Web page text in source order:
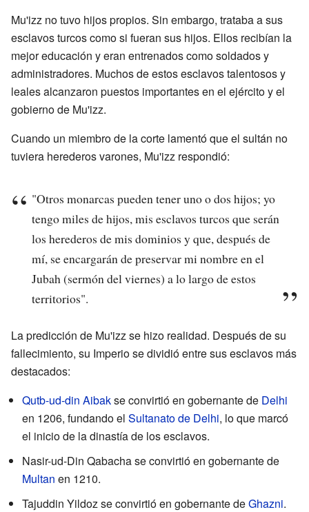
Mu'izz no tuvo hijos propios. Sin embargo, trataba a sus
esclavos turcos como si fueran sus hijos. Ellos recibían la
mejor educación y eran entrenados como soldados y
administradores. Muchos de estos esclavos talentosos y
leales alcanzaron puestos importantes en el ejército y el
gobierno de Mu'izz.
Cuando un miembro de la corte lamentó que el sultán no
tuviera herederos varones, Mu'izz respondió:
"Otros monarcas pueden tener uno o dos hijos; yo
tengo miles de hijos, mis esclavos turcos que serán
los herederos de mis dominios y que, después de
mí, se encargarán de preservar mi nombre en el
Jubah (sermón del viernes) a lo largo de estos
territorios".
La predicción de Mu'izz se hizo realidad. Después de su
fallecimiento, su Imperio se dividió entre sus esclavos más
destacados:
Qutb-ud-din Aibakse convirtió en gobernante de Delhi
en 1206, fundando el Sultanato de Delhi, lo que marcó
el inicio de la dinastía de los esclavos.
Nasir-ud-Din Qabacha se convirtió en gobernante de
Multan en 1210.
Tajuddin Yildoz se convirtió en gobernante deGhazni.